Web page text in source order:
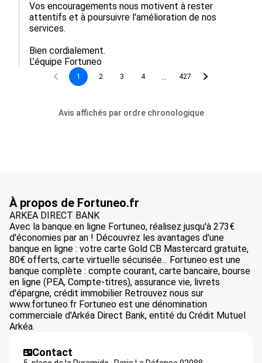
Vos encouragements nous motivent à rester
attentifs et à poursuivre l'amélioration de nos
services.
Bien cordialement.
L’équipe Fortuneo
1 2 3 4 427
Avis affichés par ordre chronologique
À propos de Fortuneo.fr
ARKEA DIRECT BANK
Avec la banque en ligne Fortuneo, réalisez jusqu'à 273€
d'économies par an ! Découvrez les avantages d'une
banque en ligne : votre carte Gold CB Mastercard gratuite,
80€ offerts, carte virtuelle sécurisée... Fortuneo est une
banque complète : compte courant, carte bancaire, bourse
en ligne (PEA, Compte-titres), assurance vie, livrets
d'épargne, crédit immobilier Retrouvez nous sur
www.fortuneo.fr Fortuneo est une dénomination
commerciale d'Arkéa Direct Bank, entité du Crédit Mutuel
Arkéa.
Contact